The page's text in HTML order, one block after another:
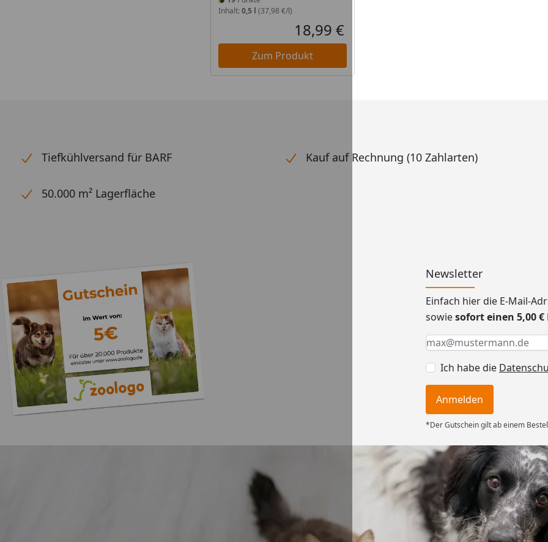
Inhalt: 0,5 l (37,98 €/l)
Aktueller Preis
18,99 €
Zum Produkt
Tiefkühlversand für BARF Kauf auf Rechnung (10 Zahlarten)
50.000 m² Lagerfläche
Newsletter
Einfach hier die E-Mail-
sowiesofort einen 5,00
Keine Eingabe erforderlich
Eingabe erforderlich
E-Mail *
Ich habe die
Anmelden
*Der Gutschein gilt ab einem
„Gute Erfahrung mit
Zoologo,schnelle Lieferung, alles
top“
Versand